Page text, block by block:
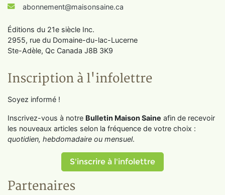
abonnement@maisonsaine.ca
Éditions du 21e siècle Inc.
2955, rue du Domaine-du-lac-Lucerne
Ste-Adèle, Qc Canada J8B 3K9
Inscription à l'infolettre
Soyez informé !
Inscrivez-vous à notre Bulletin Maison Saine afin de recevoir
les nouveaux articles selon la fréquence de votre choix :
quotidien, hebdomadaire ou mensuel.
S'inscrire à l'infolettre
Partenaires